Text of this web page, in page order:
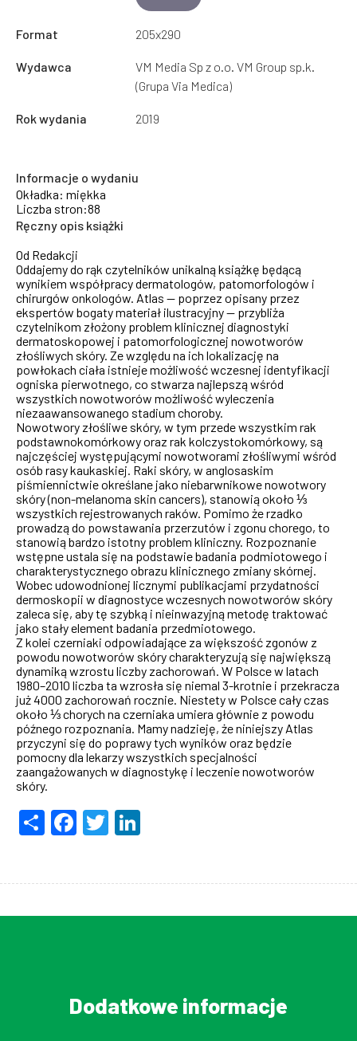
Format 205x290
Wydawca
VM Media Sp z o.o. VM Group sp.k.
(Grupa Via Medica)
Rok wydania 2019
Informacje o wydaniu
Okładka: miękka
Liczba stron:88
Ręczny opis książki
Od Redakcji
Oddajemy do rąk czytelników unikalną książkę będącą
wynikiem współpracy dermatologów, patomorfologów i
chirurgów onkologów. Atlas — poprzez opisany przez
ekspertów bogaty materiał ilustracyjny — przybliża
czytelnikom złożony problem klinicznej diagnostyki
dermatoskopowej i patomorfologicznej nowotworów
złośliwych skóry. Ze względu na ich lokalizację na
powłokach ciała istnieje możliwość wczesnej identyfikacji
ogniska pierwotnego, co stwarza najlepszą wśród
wszystkich nowotworów możliwość wyleczenia
niezaawansowanego stadium choroby.
Nowotwory złośliwe skóry, w tym przede wszystkim rak
podstawnokomórkowy oraz rak kolczystokomórkowy, są
najczęściej występującymi nowotworami złośliwymi wśród
osób rasy kaukaskiej. Raki skóry, w anglosaskim
piśmiennictwie określane jako niebarwnikowe nowotwory
skóry (non-melanoma skin cancers), stanowią około ⅓
wszystkich rejestrowanych raków. Pomimo że rzadko
prowadzą do powstawania przerzutów i zgonu chorego, to
stanowią bardzo istotny problem kliniczny. Rozpoznanie
wstępne ustala się na podstawie badania podmiotowego i
charakterystycznego obrazu klinicznego zmiany skórnej.
Wobec udowodnionej licznymi publikacjami przydatności
dermoskopii w diagnostyce wczesnych nowotworów skóry
zaleca się, aby tę szybką i nieinwazyjną metodę traktować
jako stały element badania przedmiotowego.
Z kolei czerniaki odpowiadające za większość zgonów z
powodu nowotworów skóry charakteryzują się największą
dynamiką wzrostu liczby zachorowań. W Polsce w latach
1980–2010 liczba ta wzrosła się niemal 3-krotnie i przekracza
już 4000 zachorowań rocznie. Niestety w Polsce cały czas
około ⅓ chorych na czerniaka umiera głównie z powodu
późnego rozpoznania. Mamy nadzieję, że niniejszy Atlas
przyczyni się do poprawy tych wyników oraz będzie
pomocny dla lekarzy wszystkich specjalności
zaangażowanych w diagnostykę i leczenie nowotworów
skóry.
ShareFacebook
Twitter
Dodatkowe informacje